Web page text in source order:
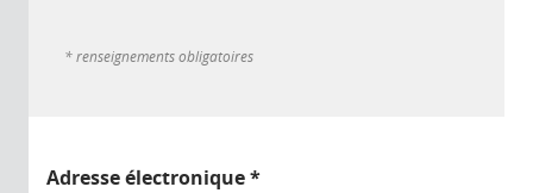
* renseignements obligatoires
Adresse électronique*